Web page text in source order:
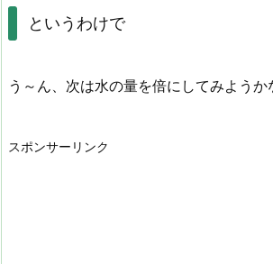
というわけで
う～ん、次は水の量を倍にしてみようか
スポンサーリンク